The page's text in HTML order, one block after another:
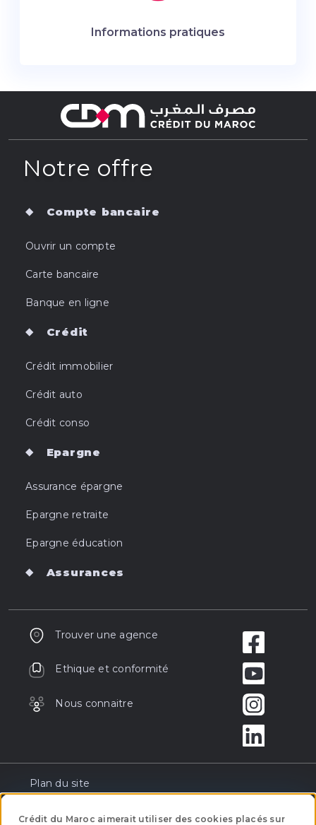
Informations pratiques
Notre offre
Compte bancaire
Ouvrir un compte
Carte bancaire
Banque en ligne
Crédit
Crédit immobilier
Crédit auto
Crédit conso
Epargne
Assurance épargne
Epargne retraite
Epargne éducation
Assurances
Trouver une agence
Ethique et conformité
Nous connaitre
Plan du site
Réclamation
Crédit du Maroc aimerait utiliser des cookies placés sur